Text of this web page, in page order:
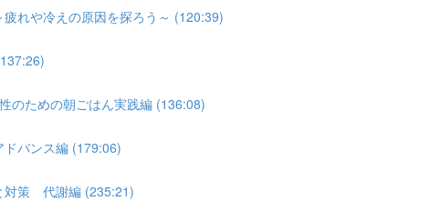
れや冷えの原因を探ろう～ (120:39)
のための朝ごはん実践編 (136:08)
バンス編 (179:06)
対策 代謝編 (235:21)